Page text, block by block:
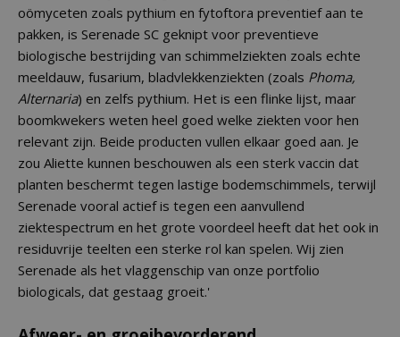
oömyceten zoals pythium en fytoftora preventief aan te
pakken, is Serenade SC geknipt voor preventieve
biologische bestrijding van schimmelziekten zoals echte
meeldauw, fusarium, bladvlekkenziekten (zoals Phoma,
Alternaria) en zelfs pythium. Het is een flinke lijst, maar
boomkwekers weten heel goed welke ziekten voor hen
relevant zijn. Beide producten vullen elkaar goed aan. Je
zou Aliette kunnen beschouwen als een sterk vaccin dat
planten beschermt tegen lastige bodemschimmels, terwijl
Serenade vooral actief is tegen een aanvullend
ziektespectrum en het grote voordeel heeft dat het ook in
residuvrije teelten een sterke rol kan spelen. Wij zien
Serenade als het vlaggenschip van onze portfolio
biologicals, dat gestaag groeit.'